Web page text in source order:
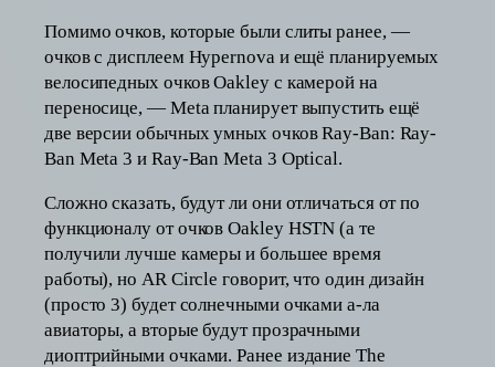
Помимо очков, которые были слиты ранее, —
очков с дисплеем Hypernova и ещё планируемых
велосипедных очков Oakley с камерой на
переносице, — Meta планирует выпустить ещё
две версии обычных умных очков Ray-Ban: Ray-
Ban Meta 3 и Ray-Ban Meta 3 Optical.
Сложно сказать, будут ли они отличаться от по
функционалу от очков Oakley HSTN (а те
получили лучше камеры и большее время
работы), но AR Circle говорит, что один дизайн
(просто 3) будет солнечными очками а-ла
авиаторы, а вторые будут прозрачными
диоптрийными очками. Ранее издание The